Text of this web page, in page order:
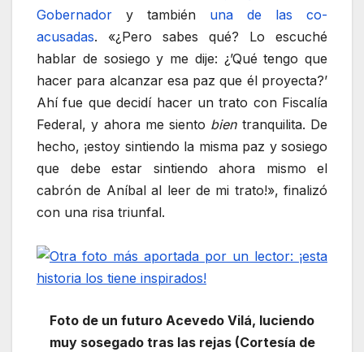
Gobernador y también una de las co-
acusadas. «¿Pero sabes qué? Lo escuché
hablar de sosiego y me dije: ¿’Qué tengo que
hacer para alcanzar esa paz que él proyecta?’
Ahí fue que decidí hacer un trato con Fiscalía
Federal, y ahora me siento bientranquilita. De
hecho, ¡estoy sintiendo la misma paz y sosiego
que debe estar sintiendo ahora mismo el
cabrón de Aníbal al leer de mi trato!», finalizó
con una risa triunfal.
Foto de un futuro Acevedo Vilá, luciendo
muy sosegado tras las rejas (Cortesía de